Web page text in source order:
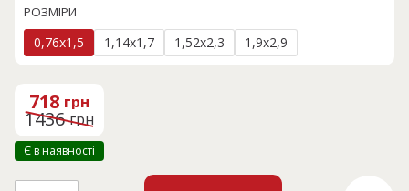
РОЗМІРИ
0,76x1,5 1,14x1,7 1,52x2,3 1,9x2,9
1436грн
ціна:
1436 грн.
718 грн
ціна:
718 грн.
Є в наявності